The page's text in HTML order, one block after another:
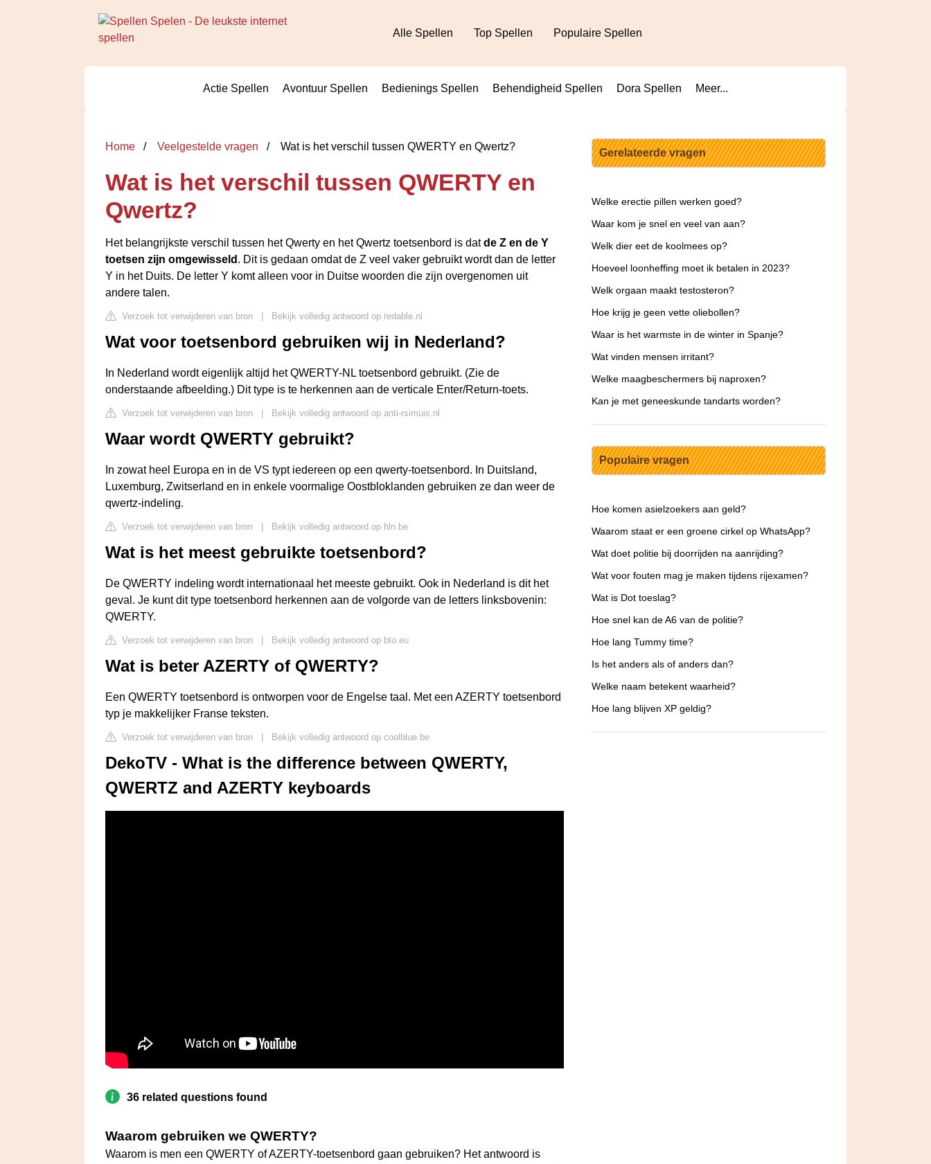
Alle Spellen Top Spellen Populaire Spellen
Actie Spellen Avontuur Spellen Bedienings Spellen Behendigheid Spellen Dora Spellen Meer...
Home Veelgestelde vragen Wat is het verschil tussen QWERTY en Qwertz?
Wat is het verschil tussen QWERTY en
Qwertz?
Het belangrijkste verschil tussen het Qwerty en het Qwertz toetsenbord is datde Z en de Y
toetsen zijn omgewisseld . Dit is gedaan omdat de Z veel vaker gebruikt wordt dan de letter
Y in het Duits. De letter Y komt alleen voor in Duitse woorden die zijn overgenomen uit
andere talen.
Verzoek tot verwijderen van bron Bekijk volledig antwoord op redable.nl
Wat voor toetsenbord gebruiken wij in Nederland?
In Nederland wordt eigenlijk altijd het QWERTY-NL toetsenbord gebruikt. (Zie de
onderstaande afbeelding.) Dit type is te herkennen aan de verticale Enter/Return-toets.
Verzoek tot verwijderen van bron Bekijk volledig antwoord op anti-rsimuis.nl
Waar wordt QWERTY gebruikt?
In zowat heel Europa en in de VS typt iedereen op een qwerty-toetsenbord. In Duitsland,
Luxemburg, Zwitserland en in enkele voormalige Oostbloklanden gebruiken ze dan weer de
qwertz-indeling.
Verzoek tot verwijderen van bron Bekijk volledig antwoord op hln.be
Wat is het meest gebruikte toetsenbord?
De QWERTY indeling wordt internationaal het meeste gebruikt. Ook in Nederland is dit het
geval. Je kunt dit type toetsenbord herkennen aan de volgorde van de letters linksbovenin:
QWERTY.
Verzoek tot verwijderen van bron Bekijk volledig antwoord op bto.eu
Wat is beter AZERTY of QWERTY?
Een QWERTY toetsenbord is ontworpen voor de Engelse taal. Met een AZERTY toetsenbord
typ je makkelijker Franse teksten.
Verzoek tot verwijderen van bron Bekijk volledig antwoord op coolblue.be
DekoTV - What is the difference between QWERTY,
QWERTZ and AZERTY keyboards
36 related questions found
Waarom gebruiken we QWERTY?
Waarom is men een QWERTY of AZERTY-toetsenbord gaan gebruiken? Het antwoord is
Gerelateerde vragen
Welke erectie pillen werken goed?
Waar kom je snel en veel van aan?
Welk dier eet de koolmees op?
Hoeveel loonheffing moet ik betalen in 2023?
Welk orgaan maakt testosteron?
Hoe krijg je geen vette oliebollen?
Waar is het warmste in de winter in Spanje?
Wat vinden mensen irritant?
Welke maagbeschermers bij naproxen?
Kan je met geneeskunde tandarts worden?
Populaire vragen
Hoe komen asielzoekers aan geld?
Waarom staat er een groene cirkel op WhatsApp?
Wat doet politie bij doorrijden na aanrijding?
Wat voor fouten mag je maken tijdens rijexamen?
Wat is Dot toeslag?
Hoe snel kan de A6 van de politie?
Hoe lang Tummy time?
Is het anders als of anders dan?
Welke naam betekent waarheid?
Hoe lang blijven XP geldig?